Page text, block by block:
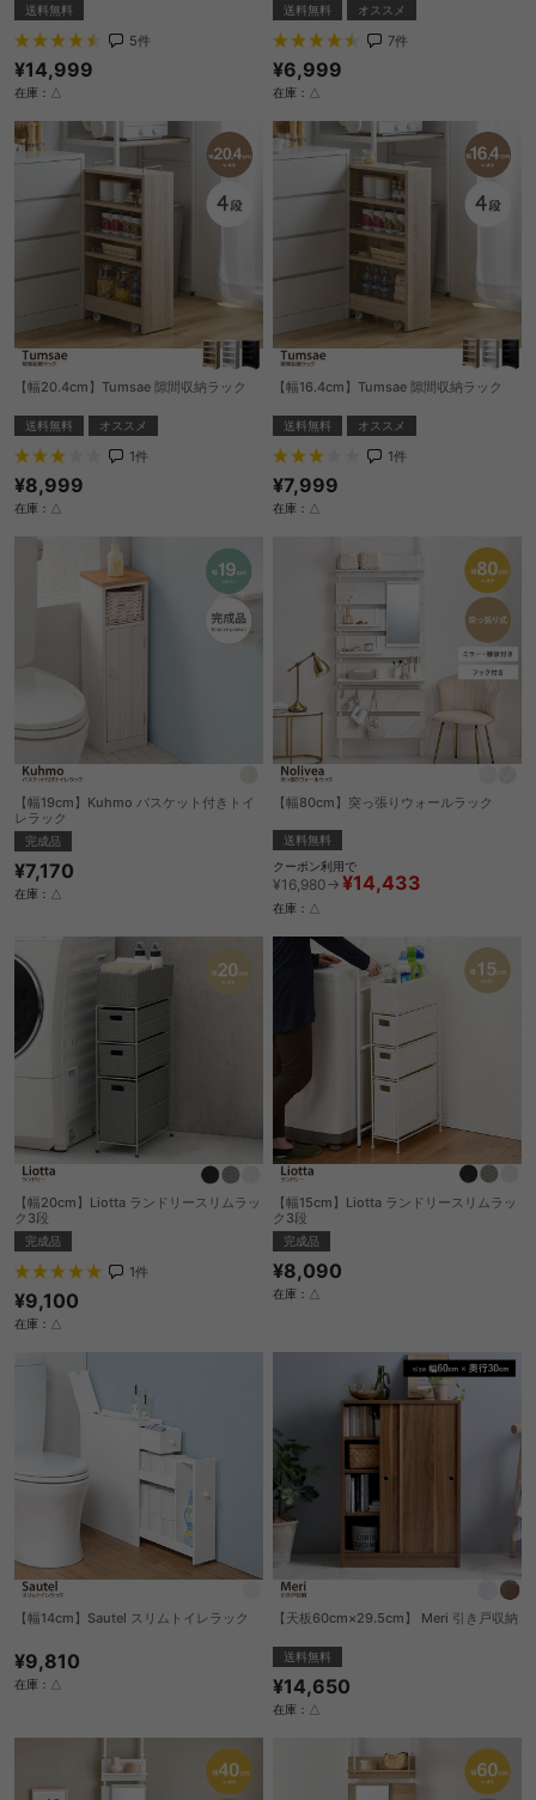
送料無料
5件
¥14,999
在庫：△
送料無料 オススメ
7件
¥6,999
在庫：△
【幅20.4cm】Tumsae 隙間収納ラック
送料無料 オススメ
1件
¥8,999
在庫：△
【幅16.4cm】Tumsae 隙間収納ラック
送料無料 オススメ
1件
¥7,999
在庫：△
【幅19cm】Kuhmo バスケット付きトイ
レラック
完成品
¥7,170
在庫：△
【幅80cm】突っ張りウォールラック
送料無料
クーポン利用で
¥16,980→ ¥14,433
在庫：△
【幅20cm】Liotta ランドリースリムラッ
ク3段
完成品
1件
¥9,100
在庫：△
【幅15cm】Liotta ランドリースリムラッ
ク3段
完成品
¥8,090
在庫：△
【幅14cm】Sautel スリムトイレラック
¥9,810
在庫：△
【天板60cm×29.5cm】 Meri 引き戸収納
送料無料
¥14,650
在庫：△